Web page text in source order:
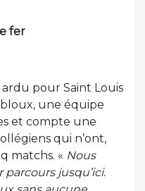
fer
pour Saint Louis
une équipe
et compte une
qui n’ont,
matchs. « Nous
jusqu’ici.